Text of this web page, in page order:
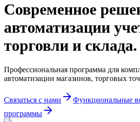
Современное
автоматизации
торговли и склада.
Профессиональная программа для
автоматизации магазинов, торговых
Связаться с нами
Функциональные
программы